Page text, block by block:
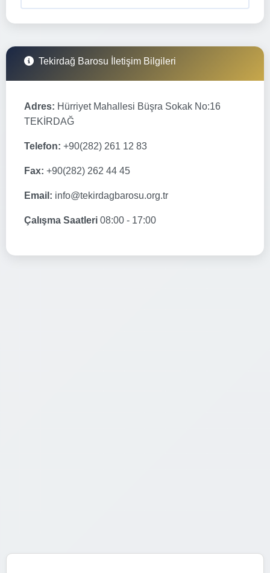
Tekirdağ Barosu İletişim Bilgileri
Adres: Hürriyet Mahallesi Büşra Sokak No:16
TEKİRDAĞ
Telefon: +90(282) 261 12 83
Fax: +90(282) 262 44 45
Email: info@tekirdagbarosu.org.tr
Çalışma Saatleri 08:00 - 17:00